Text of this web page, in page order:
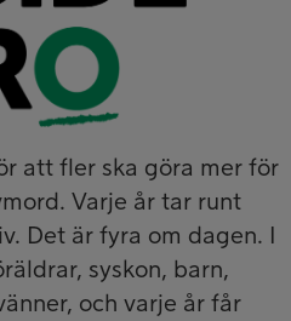
att fler ska göra mer för
Varje år tar runt
Det är fyra om dagen. I
syskon, barn,
och varje år får